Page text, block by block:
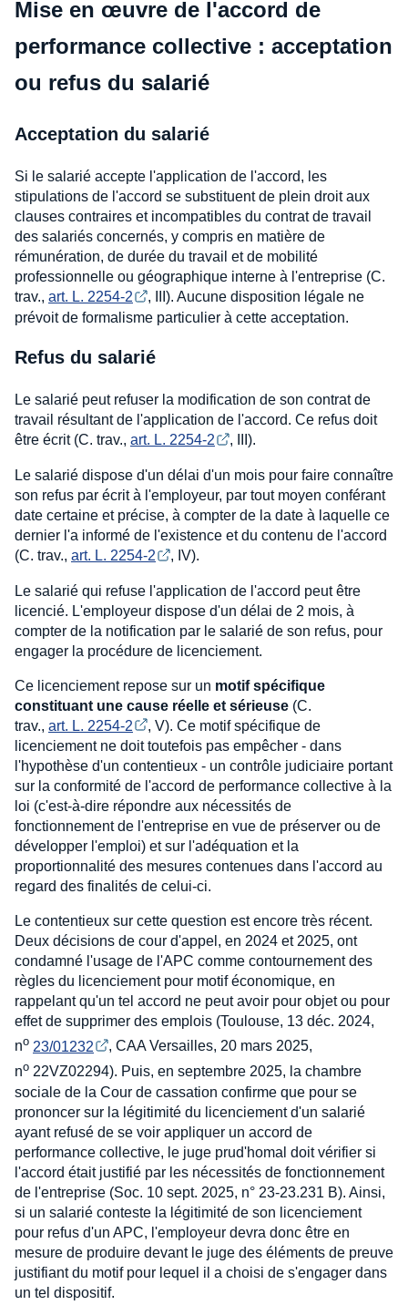
Mise en œuvre de l'accord de
performance collective : acceptation
ou refus du salarié
Acceptation du salarié
Si le salarié accepte l'application de l'accord, les
stipulations de l'accord se substituent de plein droit aux
clauses contraires et incompatibles du contrat de travail
des salariés concernés, y compris en matière de
rémunération, de durée du travail et de mobilité
professionnelle ou géographique interne à l'entreprise (C.
trav., art. L. 2254-2
, III). Aucune disposition légale ne
prévoit de formalisme particulier à cette acceptation.
Refus du salarié
Le salarié peut refuser la modification de son contrat de
travail résultant de l'application de l'accord. Ce refus doit
être écrit (C. trav., art. L. 2254-2 , III).
Le salarié dispose d'un délai d'un mois pour faire connaître
son refus par écrit à l'employeur, par tout moyen conférant
date certaine et précise, à compter de la date à laquelle ce
dernier l'a informé de l'existence et du contenu de l'accord
(C. trav., art. L. 2254-2 , IV).
Le salarié qui refuse l'application de l'accord peut être
licencié. L'employeur dispose d'un délai de 2 mois, à
compter de la notification par le salarié de son refus, pour
engager la procédure de licenciement.
Ce licenciement repose sur un motif spécifique
constituant une cause réelle et sérieuse (C.
trav., art. L. 2254-2
, V). Ce motif spécifique de
licenciement ne doit toutefois pas empêcher - dans
l'hypothèse d'un contentieux - un contrôle judiciaire portant
sur la conformité de l'accord de performance collective à la
loi (c'est-à-dire répondre aux nécessités de
fonctionnement de l'entreprise en vue de préserver ou de
développer l'emploi) et sur l'adéquation et la
proportionnalité des mesures contenues dans l'accord au
regard des finalités de celui-ci.
Le contentieux sur cette question est encore très récent.
Deux décisions de cour d'appel, en 2024 et 2025, ont
condamné l'usage de l'APC comme contournement des
règles du licenciement pour motif économique, en
rappelant qu'un tel accord ne peut avoir pour objet ou pour
effet de supprimer des emplois (Toulouse, 13 déc. 2024,
no 23/01232
, CAA Versailles, 20 mars 2025,
no 22VZ02294). Puis, en septembre 2025, la chambre
sociale de la Cour de cassation confirme que pour se
prononcer sur la légitimité du licenciement d'un salarié
ayant refusé de se voir appliquer un accord de
performance collective, le juge prud'homal doit vérifier si
l'accord était justifié par les nécessités de fonctionnement
de l'entreprise (Soc. 10 sept. 2025, n° 23-23.231 B). Ainsi,
si un salarié conteste la légitimité de son licenciement
pour refus d'un APC, l'employeur devra donc être en
mesure de produire devant le juge des éléments de preuve
justifiant du motif pour lequel il a choisi de s'engager dans
un tel dispositif.